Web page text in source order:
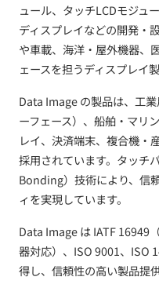
ュール、​タッチLCDモジュ
ディスプレイなどの​開発・
や​車載、​海洋・屋外機器、​
ェースを​担う​ディスプレイ
Data Image の​製品は、​工
ーフェース）、​船舶・マリ
レイ、​決済端末、​複合機・​
採用されています。​タッチ
Bonding）​技術に​より、​信
ィを​実現しています。​
Data Image は​ IATF 16949​
器対応）、​ISO 9001、​ISO
得し、​信頼性の​高い​製品提